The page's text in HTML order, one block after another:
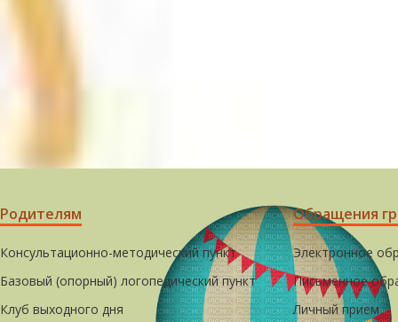
Родителям
Консультационно-методический пункт
Базовый (опорный) логопедический пункт
Клуб выходного дня
Обращения
Электронное
Письменное
Личный прием